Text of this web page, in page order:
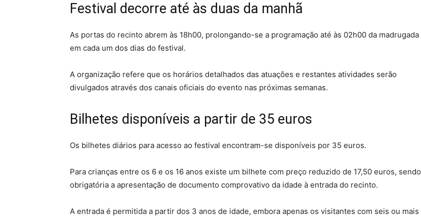
Festival decorre até às duas da manhã
As portas do recinto abrem às 18h00, prolongando-se a programação até às 02h00 da madrugada
em cada um dos dias do festival.
A organização refere que os horários detalhados das atuações e restantes atividades serão
divulgados através dos canais oficiais do evento nas próximas semanas.
Bilhetes disponíveis a partir de 35 euros
Os bilhetes diários para acesso ao festival encontram-se disponíveis por 35 euros.
Para crianças entre os 6 e os 16 anos existe um bilhete com preço reduzido de 17,50 euros, sendo
obrigatória a apresentação de documento comprovativo da idade à entrada do recinto.
A entrada é permitida a partir dos 3 anos de idade, embora apenas os visitantes com seis ou mais